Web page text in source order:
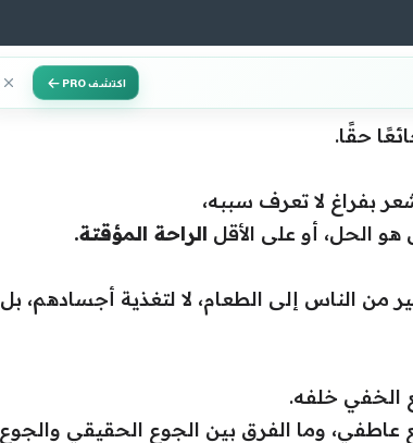
اكتشف PRO
حقًا.
بفراغ لا تعرف سببه،
الحل، أو على الأقل الراحة المؤقتة.
من الناس إلى الطعام، لا لتغذية أجسادهم، بل
الخفي خلفه.
وما الفرق بين الجوع الحقيقي والجوع